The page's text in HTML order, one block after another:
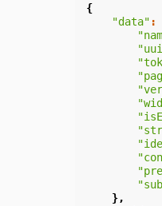
{
"data" :
},